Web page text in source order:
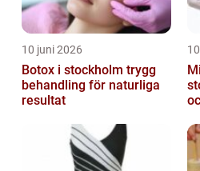
10 juni 2026
Botox i stockholm trygg
behandling för naturliga
resultat